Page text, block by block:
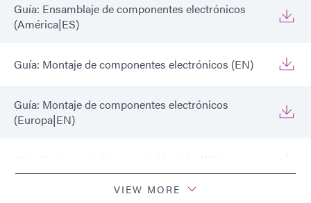
Guía: Ensamblaje de componentes electrónicos
(América|ES)
Guía: Montaje de componentes electrónicos (EN)
Guía: Montaje de componentes electrónicos
(Europa|EN)
Guía: Equipos de fotocurado (América|ES)
VIEW MORE